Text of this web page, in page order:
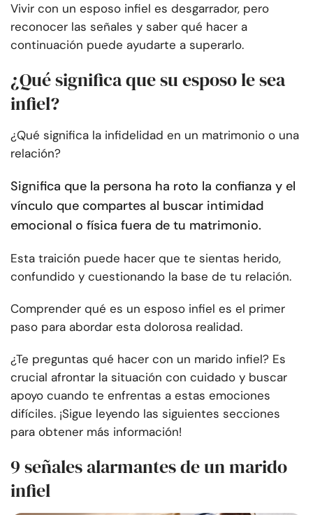
Vivir con un esposo infiel es desgarrador, pero
reconocer las señales y saber qué hacer a
continuación puede ayudarte a superarlo.
¿Qué significa que su esposo le sea
infiel?
¿Qué significa la infidelidad en un matrimonio o una
relación?
Significa que la persona ha roto la confianza y el
vínculo que compartes al buscar intimidad
emocional o física fuera de tu matrimonio.
Esta traición puede hacer que te sientas herido,
confundido y cuestionando la base de tu relación.
Comprender qué es un esposo infiel es el primer
paso para abordar esta dolorosa realidad.
¿Te preguntas qué hacer con un marido infiel? Es
crucial afrontar la situación con cuidado y buscar
apoyo cuando te enfrentas a estas emociones
difíciles. ¡Sigue leyendo las siguientes secciones
para obtener más información!
9 señales alarmantes de un marido
infiel